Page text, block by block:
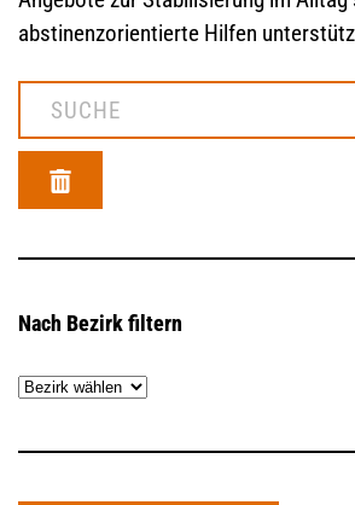
abstinenzorientierte Hilfen
Nach Bezirk filtern